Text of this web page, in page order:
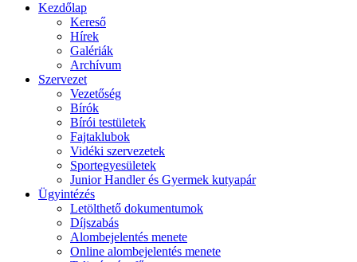
Kezdőlap
Kereső
Hírek
Galériák
Archívum
Szervezet
Vezetőség
Bírók
Bírói testületek
Fajtaklubok
Vidéki szervezetek
Sportegyesületek
Junior Handler és Gyermek kutyapár
Ügyintézés
Letölthető dokumentumok
Díjszabás
Alombejelentés menete
Online alombejelentés menete